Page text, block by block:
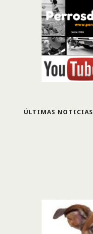
ÚLTIMAS NOTICIAS